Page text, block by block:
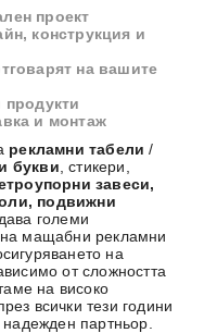
проект
конструкция и
на вашите
продукти
и монтаж
рекламни табели /
букви , стикери,
завеси,
подвижни
големи
на мащабни рекламни
на
от сложността
на високо
всички тези години
партньор.